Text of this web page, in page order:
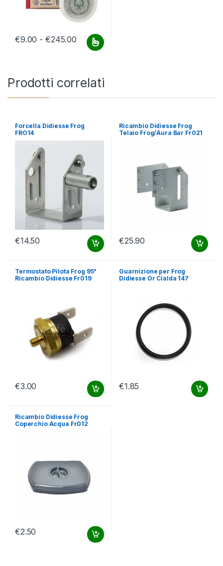
€9.00 - €245.00Fascia di prezzo: da €9.00 a €245.00
Questo prodotto ha più varianti. Le opzioni possono essere
Prodotti correlati
Forcella Didiesse Frog
FRO14
€14.50
Ricambio Didiesse Frog
Telaio Frog/Aura Bar Fr021
€25.90
Termostato Pilota Frog 95°
Ricambio Didiesse Fr019
€3.00
Guarnizione per Frog
Didiesse Or Cialda 147
€1.85
Ricambio Didiesse Frog
Coperchio Acqua Fr012
€2.50